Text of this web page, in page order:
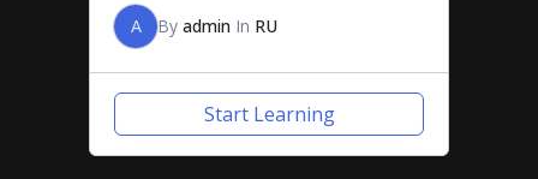
A By admin In RU
Start Learning